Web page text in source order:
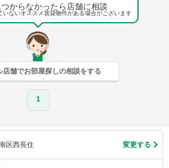
からなかったら店舗に相談
いないオススメ賃貸物件がある場合がございます
店舗でお部屋探しの相談をする
1
区西長住 変更する